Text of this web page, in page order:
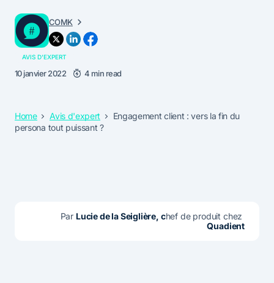
COMK
AVIS D'EXPERT
10 janvier 2022 4 min read
Home Avis d'expert
Engagement client : vers la fin du
persona tout puissant ?
Par Lucie de la Seiglière, c
Quadient